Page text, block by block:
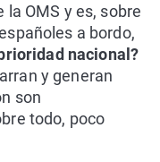
la OMS y es, sobre
a bordo,
nacional?
y generan
son
todo, poco